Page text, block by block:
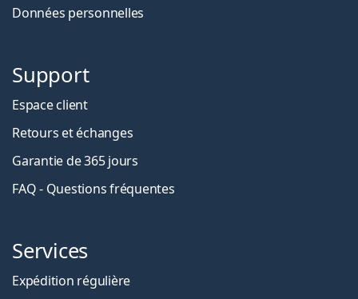
Données personnelles
Support
Espace client
Retours et échanges
Garantie de 365 jours
FAQ - Questions fréquentes
Services
Expédition régulière